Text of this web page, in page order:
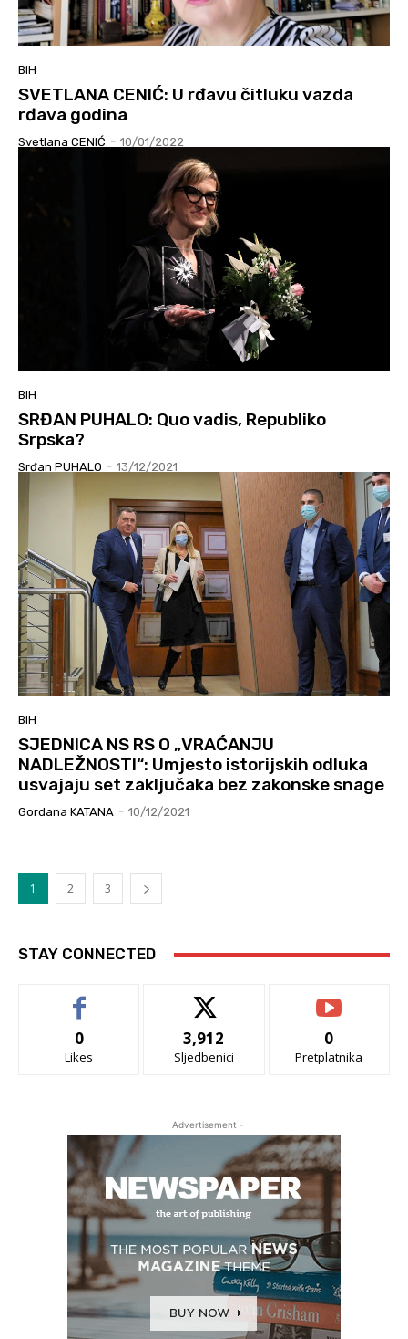
BIH
SVETLANA CENIĆ: U rđavu čitluku vazda
rđava godina
Svetlana CENIĆ - 10/01/2022
BIH
SRĐAN PUHALO: Quo vadis, Republiko
Srpska?
Srđan PUHALO - 13/12/2021
BIH
SJEDNICA NS RS O „VRAĆANJU
NADLEŽNOSTI“: Umjesto istorijskih odluka
usvajaju set zaključaka bez zakonske snage
Gordana KATANA - 10/12/2021
1 2 3
STAY CONNECTED
0
Likes
3,912
Sljedbenici
0
Pretplatnika
- Advertisement -